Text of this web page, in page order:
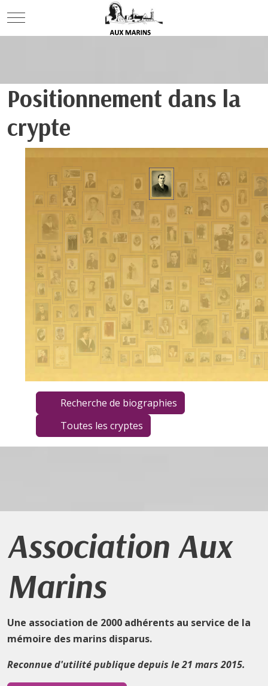
Mobile Menu Toggle
Positionnement dans la
crypte
Recherche de biographies
Toutes les cryptes
Association Aux
Marins
Une association de 2000 adhérents au service de la
mémoire des marins disparus.
Reconnue d'utilité publique depuis le 21 mars 2015.